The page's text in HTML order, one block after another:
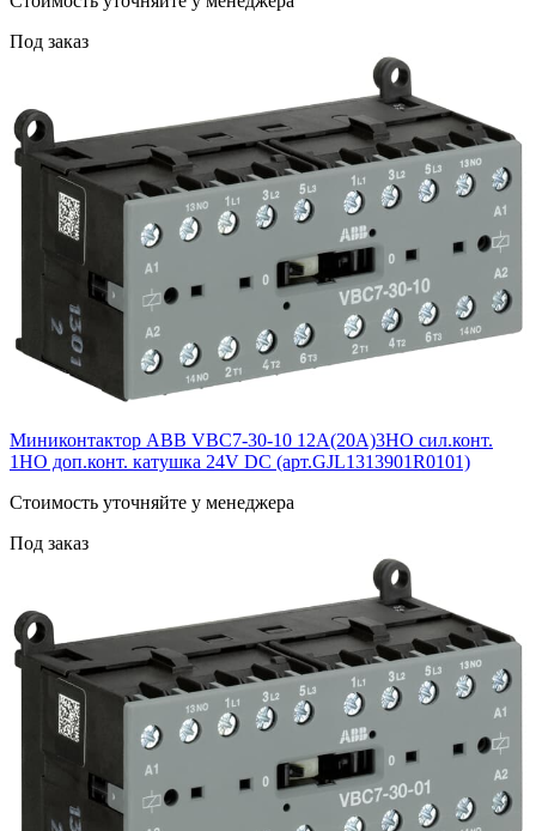
Под заказ
Миниконтактор ABB VВC7-30-10 12A(20А)3НО сил.конт.
1НО доп.конт. катушка 24V DС (арт.GJL1313901R0101)
Cтоимость уточняйте у менеджера
Под заказ